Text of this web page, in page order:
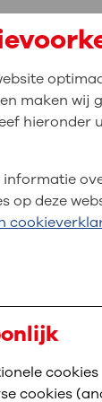
,Uw
kunt u
OLVG
maken wij
hieronder
informatie
op deze
cookies
cookies